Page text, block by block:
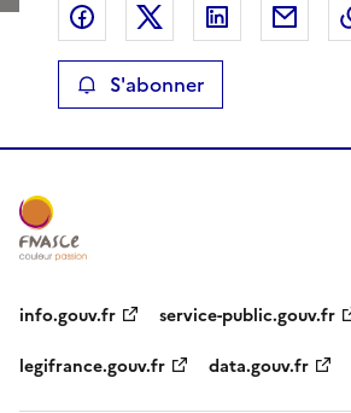
Partager sur Facebook
Partager sur X
Partager
S'abonner
info.gouv.fr
service-public.gouv.fr
legifrance.gouv.fr
data.gouv.fr